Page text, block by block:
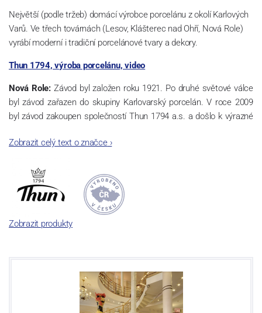
Největší (podle tržeb) domácí výrobce porcelánu z okolí Karlových
Varů. Ve třech továrnách (Lesov, Klášterec nad Ohří, Nová Role)
vyrábí moderní i tradiční porcelánové tvary a dekory.
Thun 1794, výroba porcelánu, video
Nová Role: Závod byl založen roku 1921. Po druhé světové válce
byl závod zařazen do skupiny Karlovarský porcelán. V roce 2009
byl závod zakoupen společností Thun 1794 a.s. a došlo k výrazné
společnosti a v jejím areálu jsou umístěny i provoz servis a výroba
a ve své výrobě navazuje na více jak 220-letou tradici výroby
porcelánu. Kapacita tohoto závodu je 3.500 - 4.000 tun ročně,
závod je vybaven moderními technologickými zařízeními -
isostatické lisy, tlakové lití, glazovací komplex, rychlovýpalná pec,
komorová pec, vtavná dekorační pec. Závod nabízí své výrobky jak
Zobrazit celý text o značce›
Zobrazit produkty